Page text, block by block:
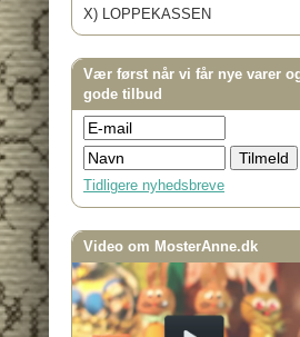
X) LOPPEKASSEN
Vær først når vi får nye varer
gode tilbud
Tidligere nyhedsbreve
Video om MosterAnne.dk